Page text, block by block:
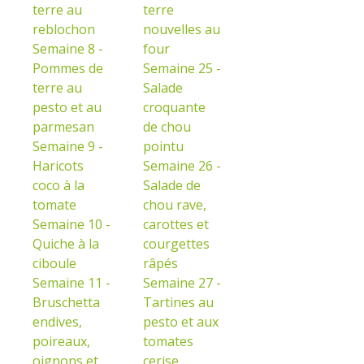
terre au
reblochon
Semaine 8 -
Pommes de
terre au
pesto et au
parmesan
Semaine 9 -
Haricots
coco à la
tomate
Semaine 10 -
Quiche à la
ciboule
Semaine 11 -
Bruschetta
endives,
poireaux,
terre
nouvelles au
four
Semaine 25 -
Salade
croquante
de chou
pointu
Semaine 26 -
Salade de
chou rave,
carottes et
courgettes
râpés
Semaine 27 -
Tartines au
pesto et aux
tomates